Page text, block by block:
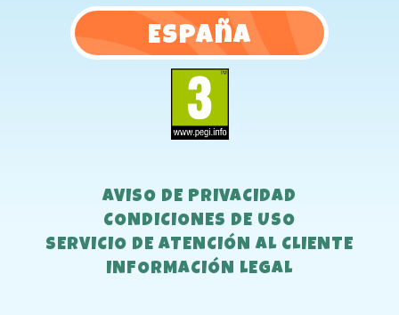
España
AVISO DE PRIVACIDAD
CONDICIONES DE USO
SERVICIO DE ATENCIÓN AL CLIENTE
INFORMACIÓN LEGAL